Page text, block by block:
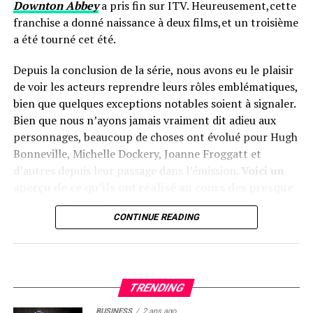
soutenu afin d’y servir également ⁣le dîner traditionnel
‌ainsi ‍que distribuer‍ des cadeaux.
Préparatifs​ minutieux en cuisine ​
Peter ⁣Gareau,⁤ responsable du service alimentaire au
refuge, a expliqué qu’une préparation intensive ⁤est
nécessaire avant Noël.Bien ‌qu’il ait initialement craint
ne pas avoir assez de dindes à cause du nombre élevé
attendu, il a été soulagé ‍par la générosité locale qui ⁢lui a
⁢permis d’obtenir suffisamment pour⁢ nourrir tous les
Gareau souligne aussi ‌que ces ​repas festifs peuvent
participer aux programmes offerts par l’établissement.
Downton Abbeya pris fin sur ITV. Heureusement,cette
franchise a donné naissance à deux films,et un troisième
a été tourné cet été.
Depuis la conclusion de la série, nous avons eu le plaisir
de voir les acteurs reprendre leurs rôles emblématiques,
bien que quelques exceptions notables soient à signaler.
Bien que nous n’ayons jamais vraiment dit adieu aux
personnages, beaucoup de choses ont évolué pour Hugh
Bonneville, Michelle Dockery, Joanne Froggatt et
d’autres depuis leur passage dans l’émission. Voici un
dix dernières années…
du comte Robert Crawley. Après la fin de
, il a continué à briller sur nos écrans dans la
CONTINUE READING
TRENDING
BUSINESS 2 ans ago